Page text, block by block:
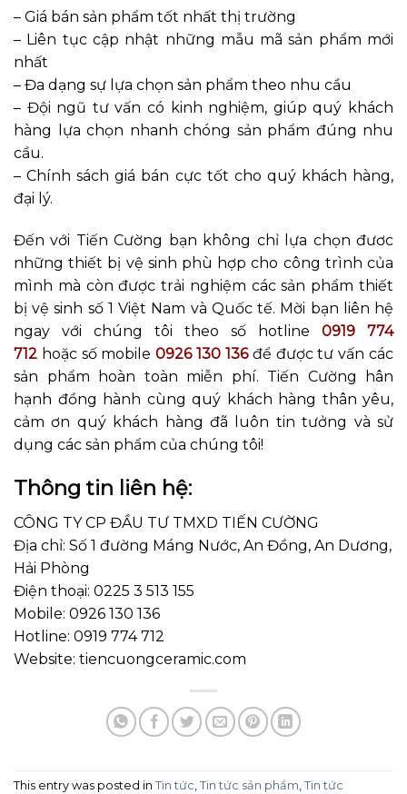
– Giá bán sản phẩm tốt nhất thị trường
– Liên tục cập nhật những mẫu mã sản phẩm mới
nhất
– Đa dạng sự lựa chọn sản phẩm theo nhu cầu
– Đội ngũ tư vấn có kinh nghiệm, giúp quý khách
hàng lựa chọn nhanh chóng sản phẩm đúng nhu
cầu.
– Chính sách giá bán cực tốt cho quý khách hàng,
đại lý.
Đến với Tiến Cường bạn không chỉ lựa chọn đươc
những thiết bị vệ sinh phù hợp cho công trình của
mình mà còn được trải nghiệm các sản phẩm thiết
bị vệ sinh số 1 Việt Nam và Quốc tế. Mời bạn liên hệ
ngay với chúng tôi theo số hotline 0919 774
712 hoặc số mobile0926 130 136để được tư vấn các
sản phẩm hoàn toàn miễn phí. Tiến Cường hân
hạnh đồng hành cùng quý khách hàng thân yêu,
cảm ơn quý khách hàng đã luôn tin tưởng và sử
dụng các sản phẩm của chúng tôi!
Thông tin liên hệ:
CÔNG TY CP ĐẦU TƯ TMXD TIẾN CƯỜNG
Địa chỉ: Số 1 đường Máng Nước, An Đồng, An Dương,
Hải Phòng
Điện thoại: 0225 3 513 155
Mobile: 0926 130 136
Hotline: 0919 774 712
Website: tiencuongceramic.com
This entry was posted in Tin tức, Tin tức sản phẩm, Tin tức